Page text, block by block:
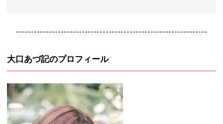
----------------------------------------------------------------
大口あづ記のプロフィール